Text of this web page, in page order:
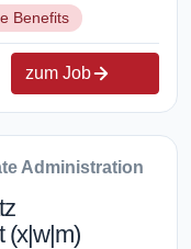
Benefits
zum Job
Administration
(x|w|m)